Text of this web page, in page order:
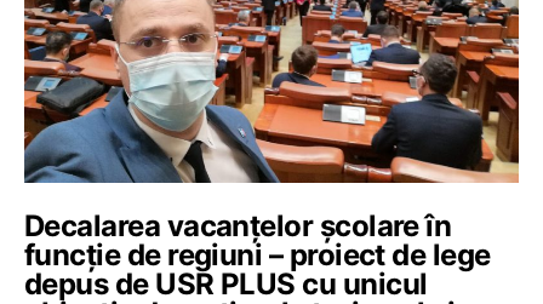
Decalarea vacanțelor școlare în
funcție de regiuni – proiect de lege
depus de USR PLUS cu unicul